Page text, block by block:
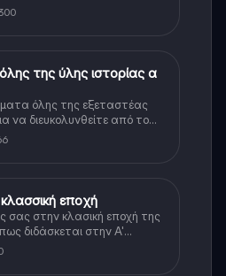
της ύλης ιστορίας α
όλης της εξεταστέας
να διευκολυνθείτε από το
εποχή
σας στην κλασική εποχή της
διδάσκεται στην Α'